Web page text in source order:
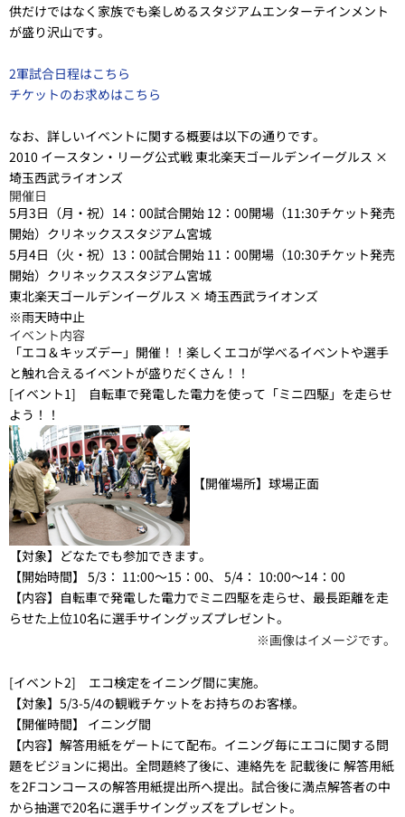
供だけではなく家族でも楽しめるスタジアムエンターテインメント
が盛り沢山です。
2軍試合日程はこちら
チケットのお求めはこちら
なお、詳しいイベントに関する概要は以下の通りです。
2010 イースタン・リーグ公式戦 東北楽天ゴールデンイーグルス ×
埼玉西武ライオンズ
開催日
5月3日（月・祝）14：00試合開始 12：00開場（11:30チケット発売
開始）クリネックススタジアム宮城
5月4日（火・祝）13：00試合開始 11：00開場（10:30チケット発売
開始）クリネックススタジアム宮城
東北楽天ゴールデンイーグルス × 埼玉西武ライオンズ
※雨天時中止
イベント内容
「エコ＆キッズデー」開催！！楽しくエコが学べるイベントや選手
と触れ合えるイベントが盛りだくさん！！
[イベント1] 自転車で発電した電力を使って「ミニ四駆」を走らせ
よう！！
【開催場所】 球場正面
【対象】 どなたでも参加できます。
【開始時間】 5/3： 11:00～15：00、 5/4： 10:00～14：00
【内容】 自転車で発電した電力でミニ四駆を走らせ、最長距離を走
らせた上位10名に選手サイングッズプレゼント。
※画像はイメージです。
[イベント2] エコ検定をイニング間に実施。
【対象】 5/3-5/4の観戦チケットをお持ちのお客様。
【開催時間】 イニング間
【内容】 解答用紙をゲートにて配布。イニング毎にエコに関する問
題をビジョンに掲出。全問題終了後に、連絡先を 記載後に 解答用紙
を2Fコンコースの解答用紙提出所へ提出。試合後に満点解答者の中
から抽選で20名に選手サイングッズをプレゼント。